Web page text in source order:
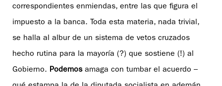
correspondientes enmiendas, entre las que figura el
impuesto a la banca. Toda esta materia, nada trivial,
se halla al albur de un sistema de vetos cruzados
hecho rutina para la mayoría (?) que sostiene (!) al
Gobierno. Podemosamaga con tumbar el acuerdo –